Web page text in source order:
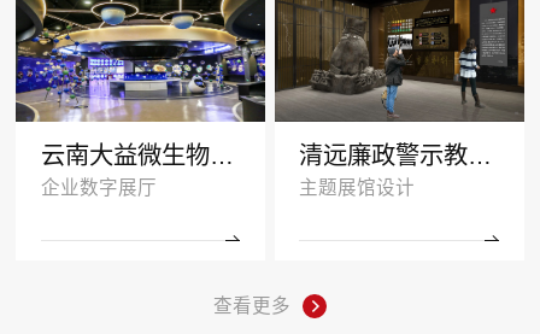
云南大益微生物奥秘厅效果图
企业数字展厅
清远廉政警示教育基地多媒体展厅设计
主题展馆设计
查看更多